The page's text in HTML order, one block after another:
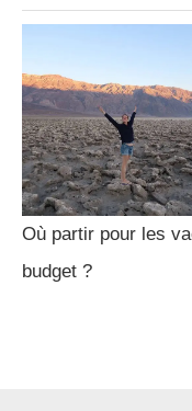
Où partir pour les
budget ?